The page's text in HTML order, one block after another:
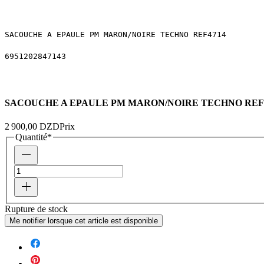
SACOUCHE A EPAULE PM MARON/NOIRE TECHNO REF4714
6951202847143
SACOUCHE A EPAULE PM MARON/NOIRE TECHNO
2 900,00 DZDPrix
Quantité*
Rupture de stock
Me notifier lorsque cet article est disponible